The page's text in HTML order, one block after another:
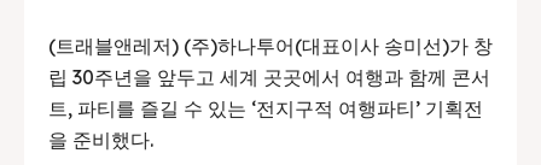
(트래블앤레저) (주)하나투어(대표이사 송미선)가 창
립 30주년을 앞두고 세계 곳곳에서 여행과 함께 콘서
트, 파티를 즐길 수 있는 ‘전지구적 여행파티’ 기획전
을 준비했다.